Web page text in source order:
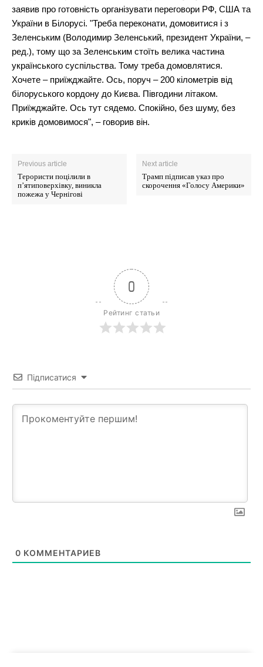
заявив про готовність організувати переговори РФ, США та
України в Білорусі. "Треба переконати, домовитися і з
Зеленським (Володимир Зеленський, президент України, –
ред.), тому що за Зеленським стоїть велика частина
українського суспільства. Тому треба домовлятися.
Хочете – приїжджайте. Ось, поруч – 200 кілометрів від
білоруського кордону до Києва. Півгодини літаком.
Приїжджайте. Ось тут сядемо. Спокійно, без шуму, без
криків домовимося", – говорив він.
Previous article
Терористи поцілили в
п’ятиповерхівку, виникла
пожежа у Чернігові
Next article
Трамп підписав указ про
скорочення «Голосу Америки»
0
Рейтинг статьи
Підписатися
0 КОММЕНТАРИЕВ